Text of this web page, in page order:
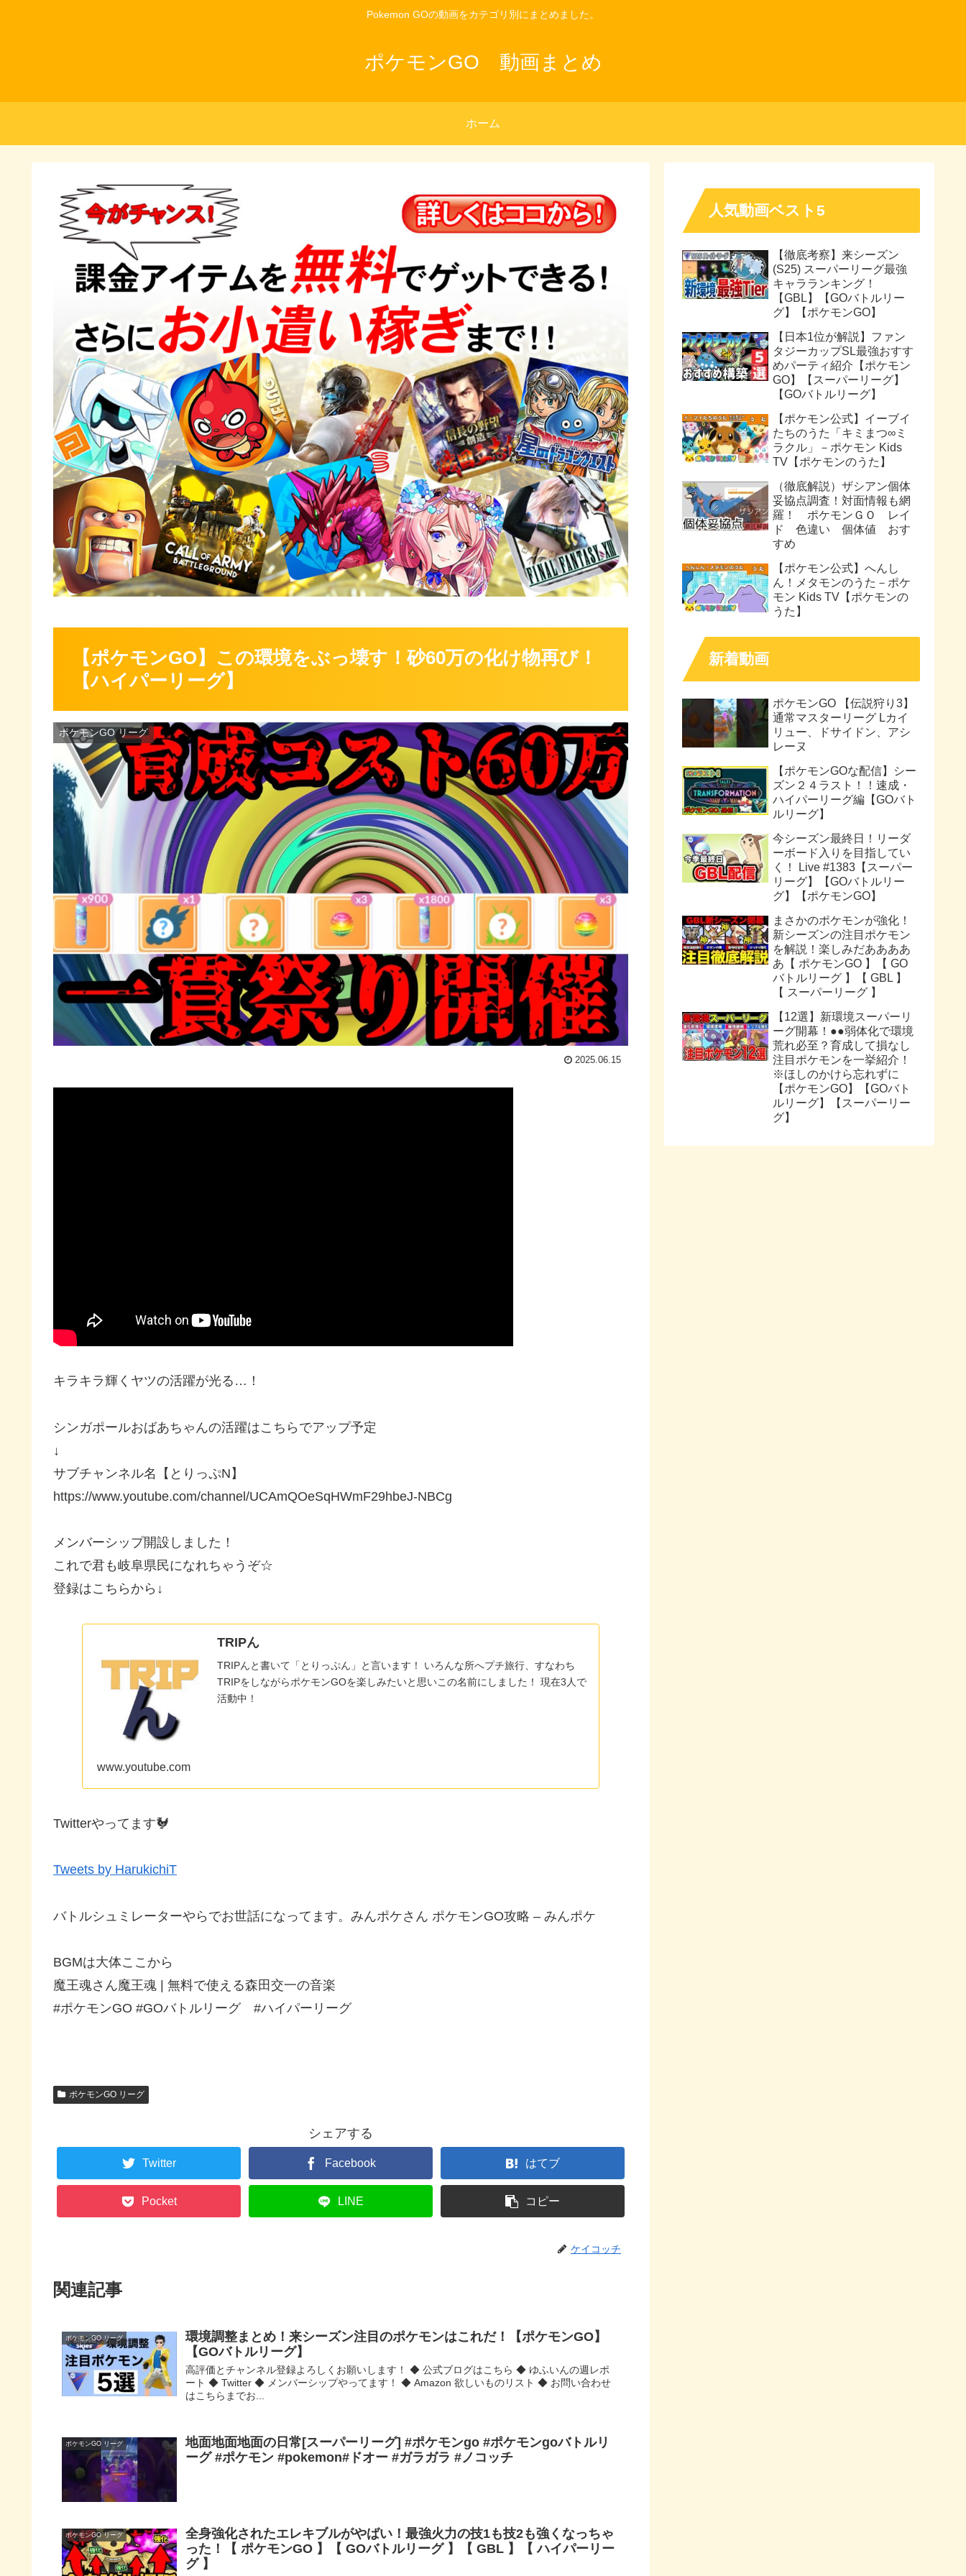
Pokemon GOの動画をカテゴリ別にまとめました。
ポケモンGO 動画まとめ
ホーム
【ポケモンGO】この環境をぶっ壊す！砂60万の化け物再び！
【ハイパーリーグ】
ポケモンGO リーグ
2025.06.15
キラキラ輝くヤツの活躍が光る…！
シンガポールおばあちゃんの活躍はこちらでアップ予定
↓
サブチャンネル名【とりっぷN】
https://www.youtube.com/channel/UCAmQOeSqHWmF29hbeJ-NBCg
メンバーシップ開設しました！
これで君も岐阜県民になれちゃうぞ☆
登録はこちらから↓
TRIPん
TRIPんと書いて「とりっぷん」と言います！ いろんな所へプチ旅行、すなわち
TRIPをしながらポケモンGOを楽しみたいと思いこの名前にしました！ 現在3人で
活動中！
www.youtube.com
Twitterやってます🐓
Tweets by HarukichiT
バトルシュミレーターやらでお世話になってます。みんポケさん ポケモンGO攻略 – みんポケ
BGMは大体ここから
魔王魂さん魔王魂 | 無料で使える森田交一の音楽
#ポケモンGO #GOバトルリーグ #ハイパーリーグ
ポケモンGO リーグ
シェアする
Twitter Facebook はてブ
Pocket LINE コピー
ケイコッチ
関連記事
ポケモンGO リーグ
環境調整まとめ！来シーズン注目のポケモンはこれだ！【ポケモンGO】
【GOバトルリーグ】
高評価とチャンネル登録よろしくお願いします！ ◆ 公式ブログはこちら ◆ ゆふいんの週レポ
ート ◆ Twitter ◆ メンバーシップやってます！ ◆ Amazon 欲しいものリスト ◆ お問い合わせ
はこちらまでお...
ポケモンGO リーグ
地面地面地面の日常[スーパーリーグ] #ポケモンgo #ポケモンgoバトルリ
ーグ #ポケモン #pokemon#ドオー #ガラガラ #ノコッチ
ポケモンGO リーグ
全身強化されたエレキブルがやばい！最強火力の技1も技2も強くなっちゃ
った！【 ポケモンGO 】【 GOバトルリーグ 】【 GBL 】【 ハイパーリー
グ 】
人気動画ベスト5
【徹底考察】来シーズン
(S25) スーパーリーグ最強
キャラランキング！
【GBL】【GOバトルリー
グ】【ポケモンGO】
【日本1位が解説】ファン
タジーカップSL最強おすす
めパーティ紹介【ポケモン
GO】【スーパーリーグ】
【GOバトルリーグ】
【ポケモン公式】イーブイ
たちのうた「キミまつ∞ミ
ラクル」－ポケモン Kids
TV【ポケモンのうた】
（徹底解説）ザシアン個体
妥協点調査！対面情報も網
羅！ ポケモンＧＯ レイ
ド 色違い 個体値 おす
すめ
【ポケモン公式】へんし
ん！メタモンのうた－ポケ
モン Kids TV【ポケモンの
うた】
新着動画
ポケモンGO 【伝説狩り3】
通常マスターリーグ Lカイ
リュー、ドサイドン、アシ
レーヌ
【ポケモンGOな配信】シー
ズン２４ラスト！！速成・
ハイパーリーグ編【GOバト
ルリーグ】
今シーズン最終日！リーダ
ーボード入りを目指してい
く！ Live #1383【スーパー
リーグ】【GOバトルリー
グ】【ポケモンGO】
まさかのポケモンが強化！
新シーズンの注目ポケモン
を解説！楽しみだああああ
あ【 ポケモンGO 】【 GO
バトルリーグ 】【 GBL 】
【 スーパーリーグ 】
【12選】新環境スーパーリ
ーグ開幕！●●弱体化で環境
荒れ必至？育成して損なし
注目ポケモンを一挙紹介！
※ほしのかけら忘れずに
【ポケモンGO】【GOバト
ルリーグ】【スーパーリー
グ】